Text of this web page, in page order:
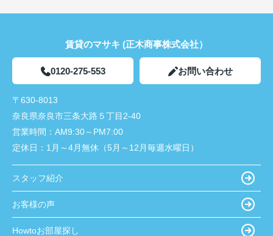
賃貸のマサキ (正木商事株式会社）
0120-275-553 お問い合わせ
〒630-8013
奈良県奈良市三条大路５丁目2-40
営業時間： AM9:30～PM7:00
定休日： 1月～4月無休（5月～12月毎週水曜日）
スタッフ紹介
お客様の声
Howtoお部屋探し